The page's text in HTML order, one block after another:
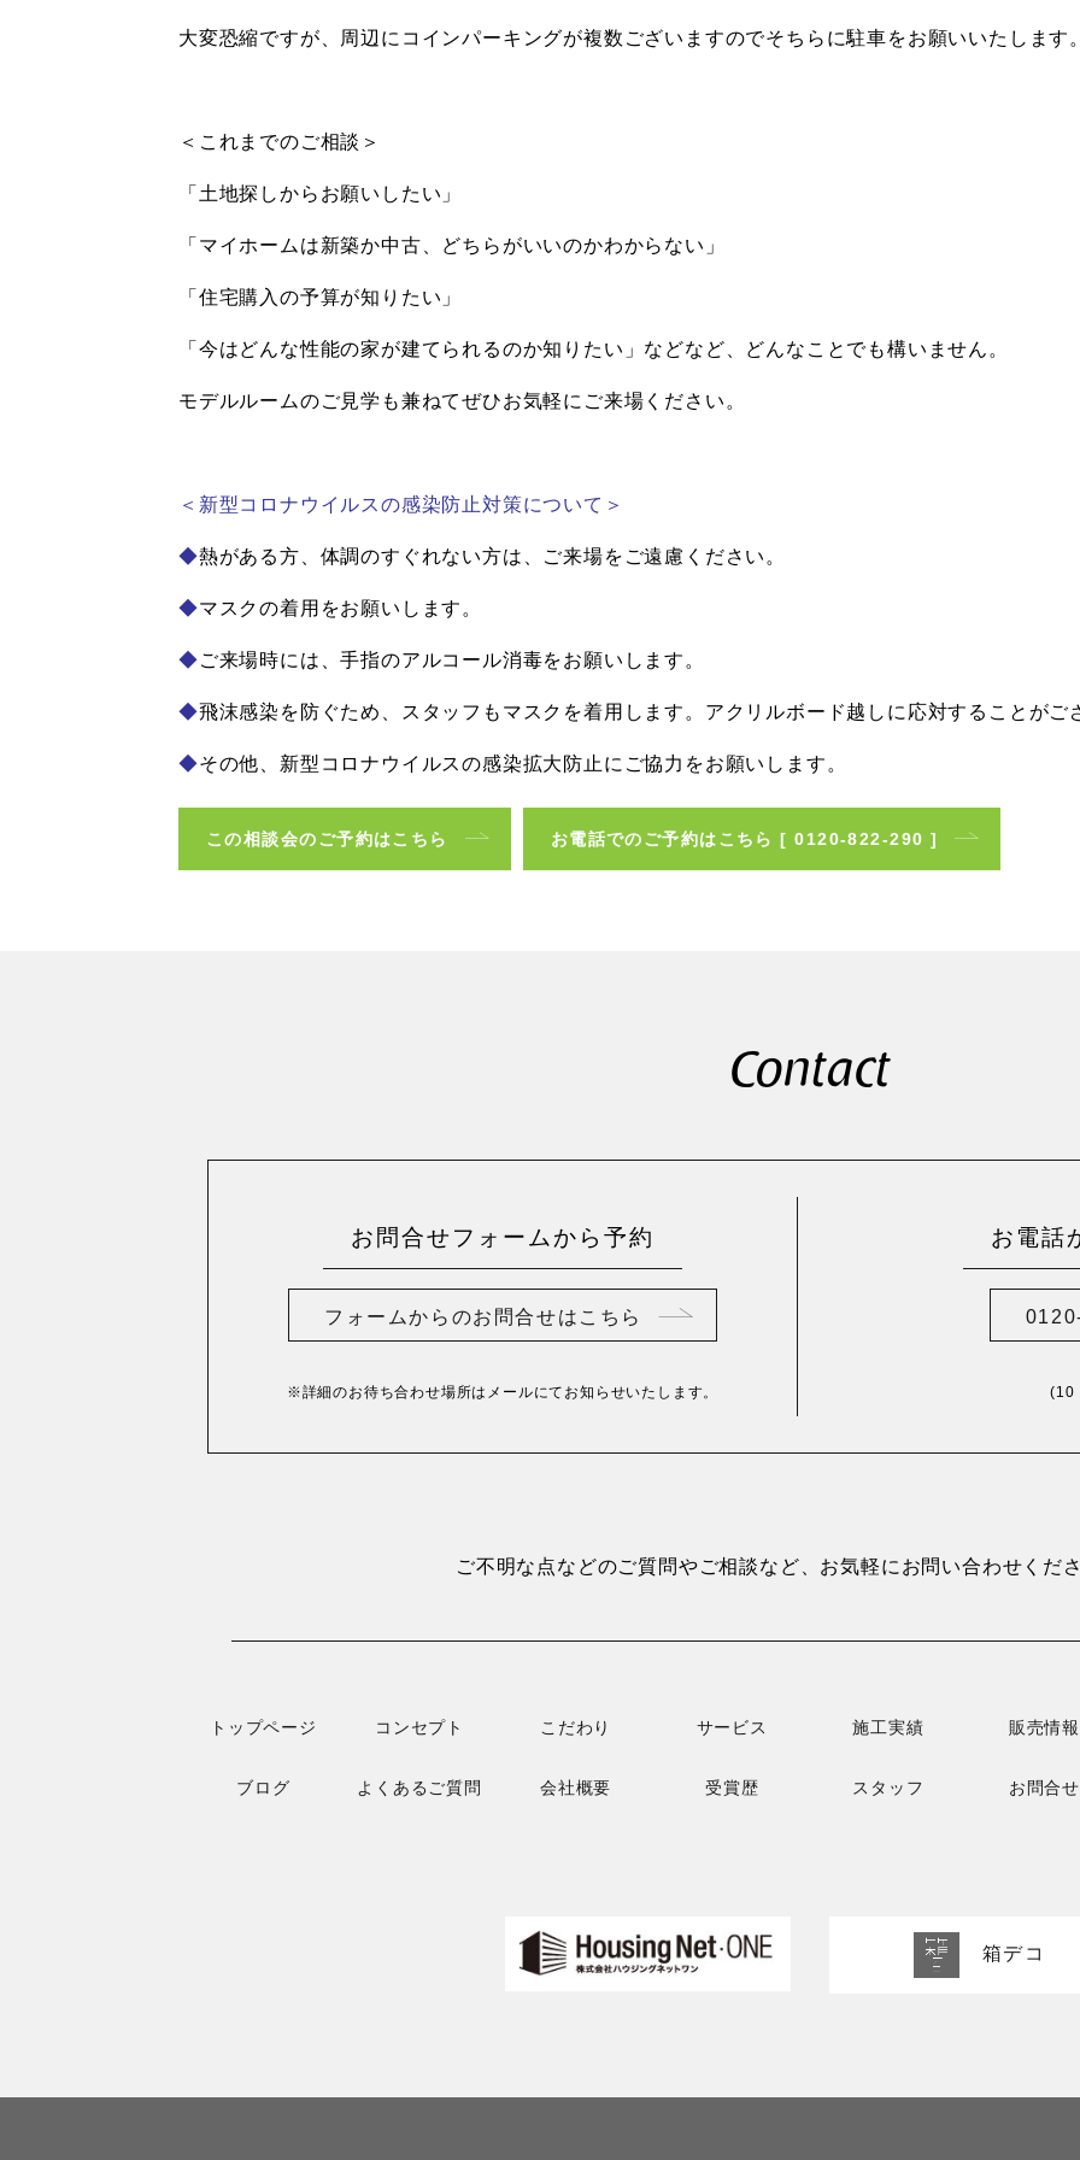
大変恐縮ですが、周辺にコインパーキングが複数ございますのでそちらに駐車をお願いいたします。
＜これまでのご相談＞
「土地探しからお願いしたい」
「マイホームは新築か中古、どちらがいいのかわからない」
「住宅購入の予算が知りたい」
「今はどんな性能の家が建てられるのか知りたい」などなど、どんなことでも構いません。
モデルルームのご見学も兼ねてぜひお気軽にご来場ください。
＜新型コロナウイルスの感染防止対策について＞
◆熱がある方、体調のすぐれない方は、ご来場をご遠慮ください。
◆マスクの着用をお願いします。
◆ご来場時には、手指のアルコール消毒をお願いします。
◆飛沫感染を防ぐため、スタッフもマスクを着用します。アクリルボード越しに応対することがご
◆その他、新型コロナウイルスの感染拡大防止にご協力をお願いします。
この相談会のご予約はこちら お電話でのご予約はこちら [ 0120-822-290 ]
Contact
お問合せフォームから予約
フォームからのお問合せはこちら
※詳細のお待ち合わせ場所は メールにてお知らせいたします。
お電話
(10
ご不明な点などのご質問やご相談など、お気軽にお問い合わせくださ
トップページ コンセプト こだわり サービス 施工実績 販売情報
ブログ よくあるご質問 会社概要 受賞歴 スタッフ お問合せ
箱デコ